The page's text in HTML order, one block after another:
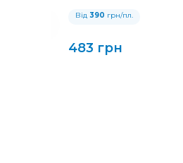
Від 390 грн/пл.
483 грн